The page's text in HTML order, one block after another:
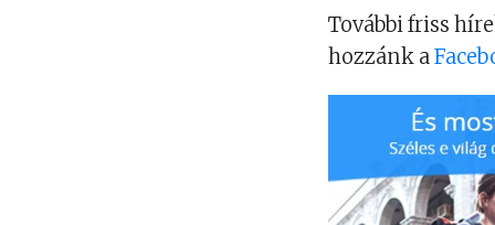
További friss
hozzánk a